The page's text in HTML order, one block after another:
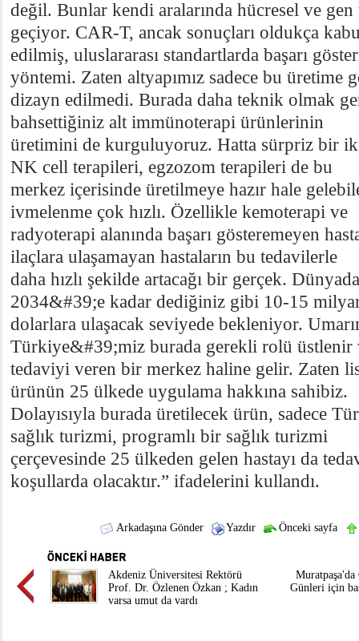
değil. Bunlar kendi aralarında hücresel ve gen
geçiyor. CAR-T, ancak sonuçları oldukça
edilmiş, uluslararası standartlarda başarı
yöntemi. Zaten altyapımız sadece bu üretime
dizayn edilmedi. Burada daha teknik olmak
bahsettiğiniz alt immünoterapi ürünlerinin
üretimini de kurguluyoruz. Hatta sürpriz bir
NK cell terapileri, egzozom terapileri de bu
merkez içerisinde üretilmeye hazır hale
ivmelenme çok hızlı. Özellikle kemoterapi ve
radyoterapi alanında başarı gösteremeyen
ilaçlara ulaşamayan hastaların bu tedavilerle
daha hızlı şekilde artacağı bir gerçek.
2034&#39;e kadar dediğiniz gibi 10-15
dolarlara ulaşacak seviyede bekleniyor.
Türkiye&#39;miz burada gerekli rolü üstlenir
tedaviyi veren bir merkez haline gelir. Zaten
ürünün 25 ülkede uygulama hakkına sahibiz.
Dolayısıyla burada üretilecek ürün, sadece
sağlık turizmi, programlı bir sağlık turizmi
çerçevesinde 25 ülkeden gelen hastayı da
koşullarda olacaktır.” ifadelerini kullandı.
Arkadaşına Gönder Yazdır Önceki sayfa
Akdeniz Üniversitesi Rektörü
Prof. Dr. Özlenen Özkan ; Kadın
varsa umut da vardı
Günleri için